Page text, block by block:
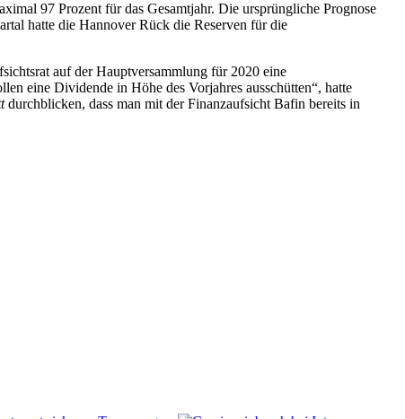
97 Prozent für das Gesamtjahr. Die ursprüngliche Prognose
hatte die Hannover Rück die Reserven für die
auf der Hauptversammlung für 2020 eine
eine Dividende in Höhe des Vorjahres ausschütten“, hatte
durchblicken, dass man mit der Finanzaufsicht Bafin bereits in